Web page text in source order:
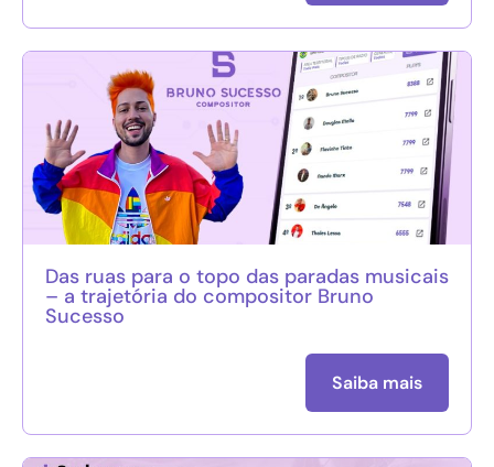
Das ruas para o topo das paradas musicais
– a trajetória do compositor Bruno
Sucesso
Saiba mais